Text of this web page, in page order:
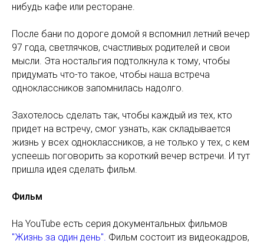
нибудь кафе или ресторане.
После бани по дороге домой я вспомнил летний вечер
97 года, светлячков, счастливых родителей и свои
мысли. Эта ностальгия подтолкнула к тому, чтобы
придумать что-то такое, чтобы наша встреча
одноклассников запомнилась надолго.
Захотелось сделать так, чтобы каждый из тех, кто
придет на встречу, смог узнать, как складывается
жизнь у всех одноклассников, а не только у тех, с кем
успеешь поговорить за короткий вечер встречи. И тут
пришла идея сделать фильм.
Фильм
На YouTube есть серия документальных фильмов
"Жизнь за один день". Фильм состоит из видеокадров,